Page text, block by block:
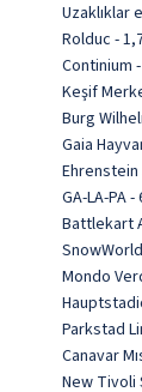
Uzaklıklar
Rolduc -
Continium
Keşif
Burg
Gaia
Ehrenstein
GA-LA-PA
Battlekart
Mondo
Parkstad
Canavar
New Tivoli